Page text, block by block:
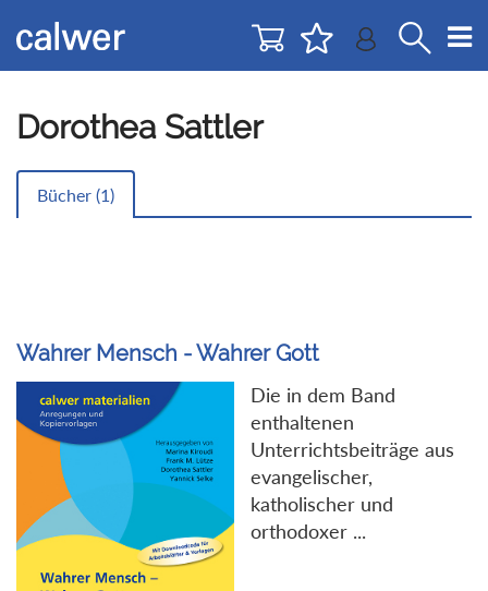
zur
Navigation
zum
Inhalt
Dorothea Sattler
Bücher (1)
Wahrer Mensch - Wahrer Gott
Die in dem Band
enthaltenen
Unterrichtsbeiträge aus
evangelischer,
katholischer und
orthodoxer ...